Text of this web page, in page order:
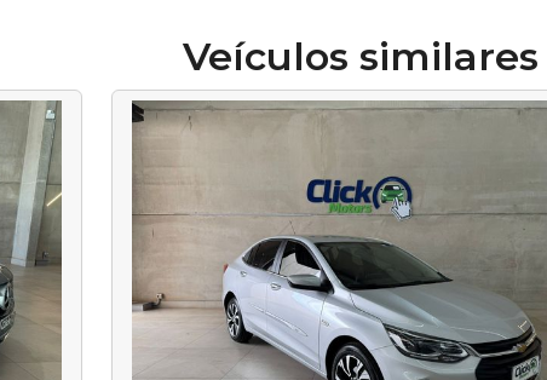
Veículos similares